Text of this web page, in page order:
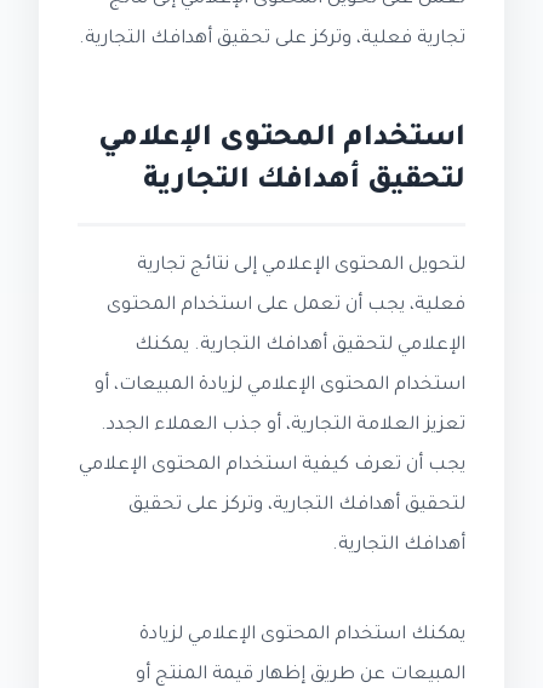
تجارية فعلية، وتركز على تحقيق أهدافك التجارية.
استخدام المحتوى الإعلامي
لتحقيق أهدافك التجارية
لتحويل المحتوى الإعلامي إلى نتائج تجارية
فعلية، يجب أن تعمل على استخدام المحتوى
الإعلامي لتحقيق أهدافك التجارية. يمكنك
استخدام المحتوى الإعلامي لزيادة المبيعات، أو
تعزيز العلامة التجارية، أو جذب العملاء الجدد.
يجب أن تعرف كيفية استخدام المحتوى الإعلامي
لتحقيق أهدافك التجارية، وتركز على تحقيق
أهدافك التجارية.
يمكنك استخدام المحتوى الإعلامي لزيادة
المبيعات عن طريق إظهار قيمة المنتج أو